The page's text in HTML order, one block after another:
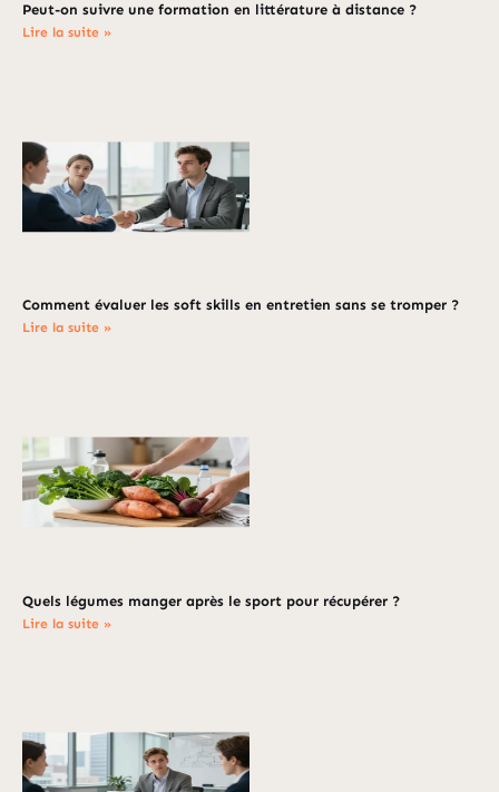
Peut-on suivre une formation en littérature à distance ?
Lire la suite »
Comment évaluer les soft skills en entretien sans se tromper ?
Lire la suite »
Quels légumes manger après le sport pour récupérer ?
Lire la suite »